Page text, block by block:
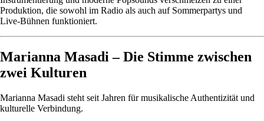
Produktion, die sowohl im Radio als auch auf Sommerpartys und
Live-Bühnen funktioniert.
Marianna Masadi – Die Stimme zwischen
zwei Kulturen
Marianna Masadi steht seit Jahren für musikalische Authentizität und
kulturelle Verbindung.